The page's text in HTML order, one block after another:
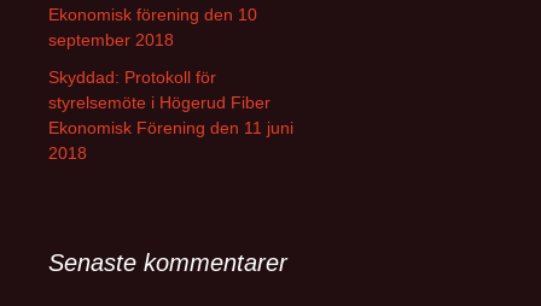
Ekonomisk förening den 10
september 2018
Skyddad: Protokoll för
styrelsemöte i Högerud Fiber
Ekonomisk Förening den 11 juni
2018
Senaste kommentarer